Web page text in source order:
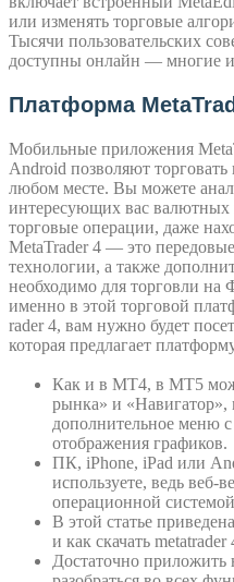
или изменять торговые
Тысячи пользовательских
доступны онлайн — многие
Платформа
Мобильные приложения
Android позволяют
любом месте. Вы можете
интересующих вас валютных
торговые операции, даже
MetaT­rader 4 — это
технологии, а также
необходимо для торговли на
именно в этой торговой
rader 4, вам нужно будет
которая предлагает
Как и в МТ4, в МТ5
рынка» и
дополнительное меню
отображения графиков.
ПК, iPho­ne, iPad или
используете, ведь веб-
операционной
В этой статье
и как скачать
Достаточно